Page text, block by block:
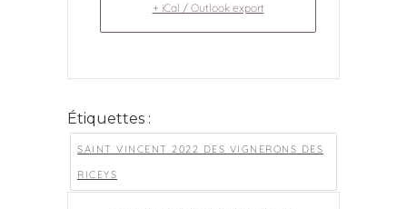
+ iCal / Outlook export
Étiquettes :
SAINT VINCENT 2022 DES VIGNERONS DES
RICEYS